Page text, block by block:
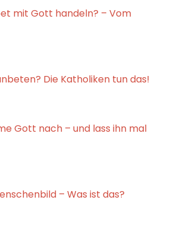
mit Gott handeln? – Vom
Die Katholiken tun das!
Gott nach – und lass ihn mal
– Was ist das?